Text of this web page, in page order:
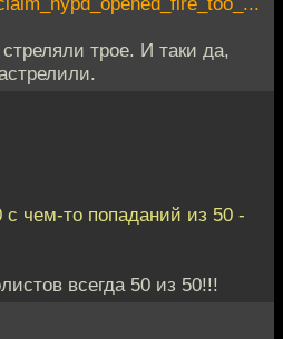
трое. И таки да,
чем-то попаданий из 50 -
всегда 50 из 50!!!